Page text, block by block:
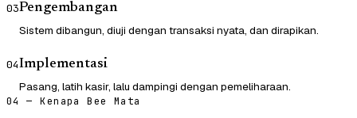
03Pengembangan
Sistem dibangun, diuji dengan transaksi nyata, dan dirapikan.
04Implementasi
Pasang, latih kasir, lalu dampingi dengan pemeliharaan.
04 — Kenapa Bee Mata